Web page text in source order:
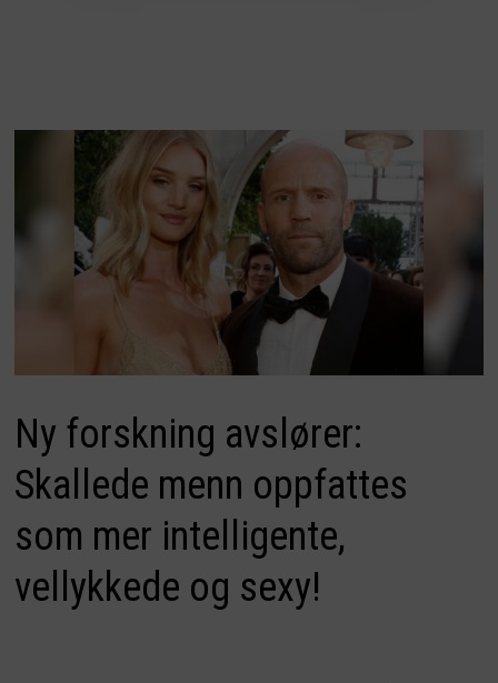
Ny forskning avslører:
Skallede menn oppfattes
som mer intelligente,
vellykkede og sexy!